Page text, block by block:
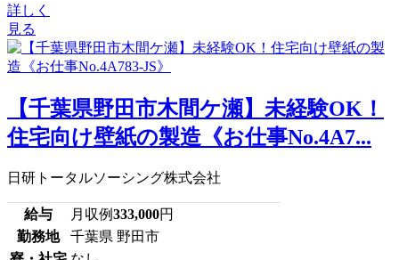
詳しく
見る
【千葉県野田市木間ケ瀬】未経験OK！
住宅向け壁紙の製造《お仕事No.4A7...
日研トータルソーシング株式会社
給与 月収例333,000円
勤務地
千葉県 野田市